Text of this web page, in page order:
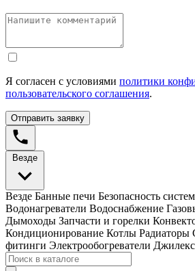
Я согласен с условиями политики
пользовательского соглашения.
Отправить заявку
Везде
Везде Банные печи Безопасность
Водонагреватели Водоснабжение
Дымоходы Запчасти и горелки
Кондиционирование Котлы Радиаторы
фитинги Электрообогреватели Джилекс